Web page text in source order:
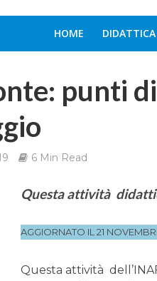
HOME DIDATTICA
punti
6 Min Read
Questa attività
AGGIORNATO IL 21
Questa attività